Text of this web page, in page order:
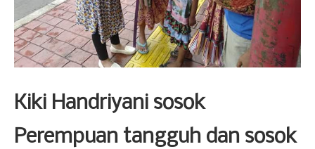
Kiki Handriyani sosok
Perempuan tangguh dan sosok